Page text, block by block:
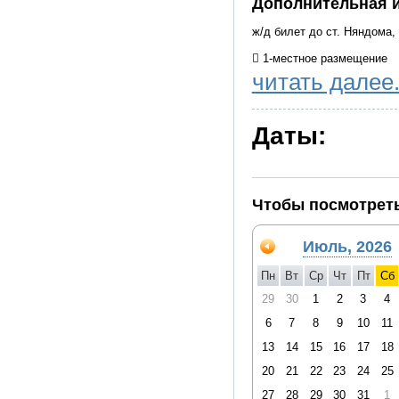
Дополнительная
ж/д билет до ст. Няндома,
 1-местное размещение
 ужины
 экскурсии и посещение
 позднии выезд в
погоды. Удобную обувь
В зимний период в
одевайтесь
«Голубино» (за доп.
пещерах; Для посещения
Ограничение по возрасту:
Лица в алкогольном и
читать
Даты:
Чтобы
Июль, 2026
Пн Вт Ср Чт Пт
Сб
29
30 1 2 3
4
6
7 8 9 10
11
13
14 15 16 17
18
20
21 22 23 24
25
27
28 29 30 31
1